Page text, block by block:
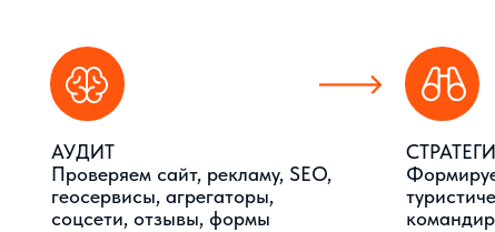
командировки,
длительное
срочный поиск
соцсети, отзывы, формы
бронирования, звонки,
мессенджеры и аналитику